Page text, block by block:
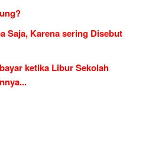
Saja, Karena sering Disebut
ketika Libur Sekolah